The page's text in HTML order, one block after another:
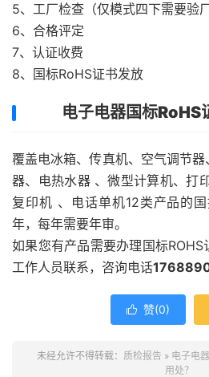
5、工厂检查（仅模式四下需要验厂
6、合格评定
7、认证收费
8、国标RoHS证书发放
电子电器国标RoHS证
覆盖电冰箱、传真机、空气调节
器、电热水器 、微型计算机、打
复印机 、电话单机12类产品的
年，每年需要年审。
如果您有产品需要办理国标
工作人员联系，咨询电话
 赞(0)
未经允许不得转载： 质检报告 » 电子电
用处？